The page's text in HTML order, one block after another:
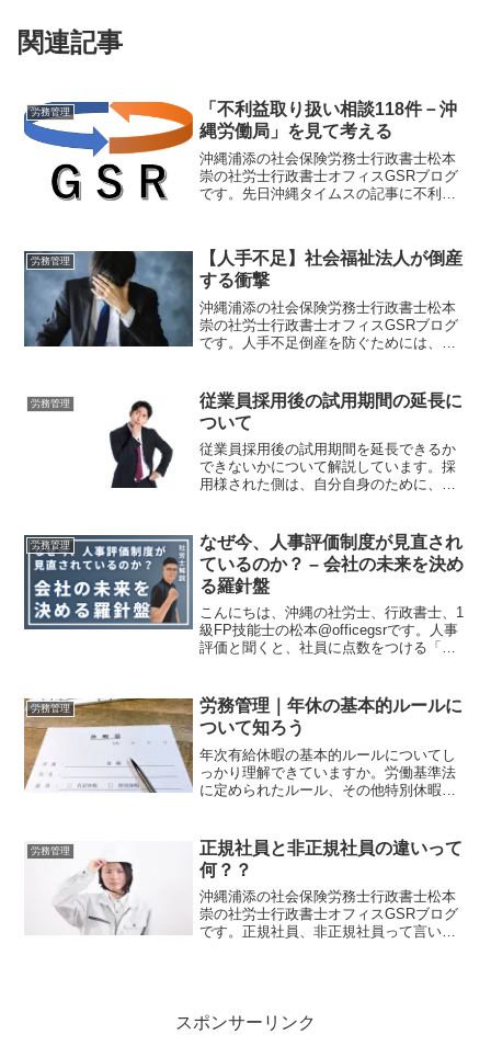
関連記事
労務管理
「不利益取り扱い相談118件－沖
縄労働局」を見て考える
沖縄浦添の社会保険労務士行政書士松本
崇の社労士行政書士オフィスGSRブログ
です。先日沖縄タイムスの記事に不利益
ています。SNSで炎上しないためにも対
応しましょう。
労務管理
【人手不足】社会福祉法人が倒産
する衝撃
沖縄浦添の社会保険労務士行政書士松本
崇の社労士行政書士オフィスGSRブログ
です。人手不足倒産を防ぐためには、高
賃金、今後も進む働き方改革。専門家へ
相談してみませんか。
労務管理
従業員採用後の試用期間の延長に
ついて
従業員採用後の試用期間を延長できるか
できないかについて解説しています。採
用様された側は、自分自身のために、採
労務管理
なぜ今、人事評価制度が見直され
ているのか？ – 会社の未来を決め
る羅針盤
こんにちは、沖縄の社労士、行政書士、1
級FP技能士の松本@officegsrです。人事
評価と聞くと、社員に点数をつける「査
ょうか？しかし、その考え方は会社の成
長を妨げる...
労務管理
労務管理｜年休の基本的ルールに
ついて知ろう
年次有給休暇の基本的ルールについてし
っかり理解できていますか。労働基準法
に定められたルール、その他特別休暇に
ましょう。年次有給休暇の制度について
知りたい方は必見です。
労務管理
正規社員と非正規社員の違いって
何？？
沖縄浦添の社会保険労務士行政書士松本
崇の社労士行政書士オフィスGSRブログ
です。正規社員、非正規社員って言いま
スポンサーリンク